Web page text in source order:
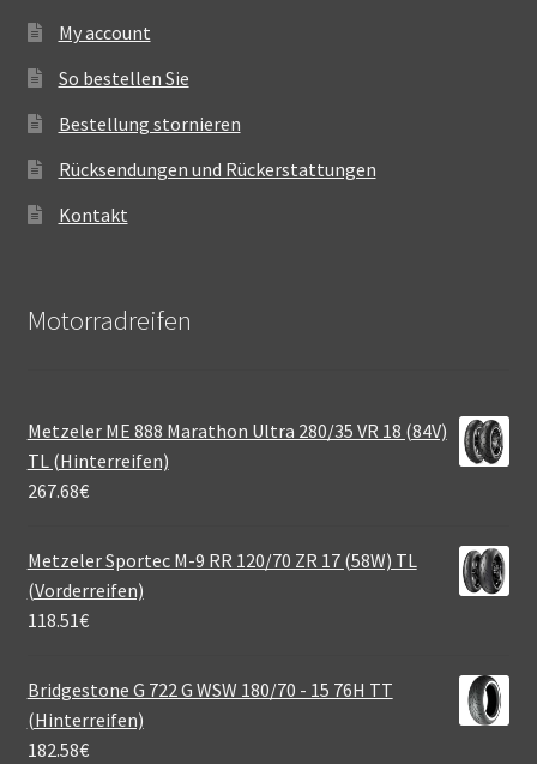
My account
So bestellen Sie
Bestellung stornieren
Rücksendungen und Rückerstattungen
Kontakt
Motorradreifen
Metzeler ME 888 Marathon Ultra 280/35 VR 18 (84V)
TL (Hinterreifen)
267.68€
Metzeler Sportec M-9 RR 120/70 ZR 17 (58W) TL
(Vorderreifen)
118.51€
Bridgestone G 722 G WSW 180/70 - 15 76H TT
(Hinterreifen)
182.58€